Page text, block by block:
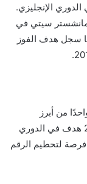
للنادي وسجل 184 هدفًا في الدوري الإنجليزي.
مانشستر سيتي في
سجل هدف الفوز
من أبرز
الهدافين في العصر الحديث. برصيد يزيد عن 200 هدف في الدوري
فرصة لتحطيم الرقم